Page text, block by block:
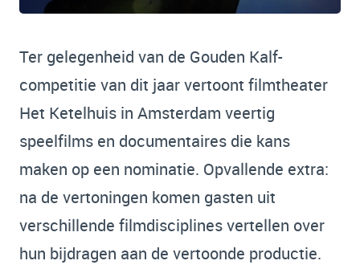
Ter gelegenheid van de Gouden Kalf-
competitie van dit jaar vertoont filmtheater
Het Ketelhuis in Amsterdam veertig
speelfilms en documentaires die kans
maken op een nominatie. Opvallende extra:
na de vertoningen komen gasten uit
verschillende filmdisciplines vertellen over
hun bijdragen aan de vertoonde productie.